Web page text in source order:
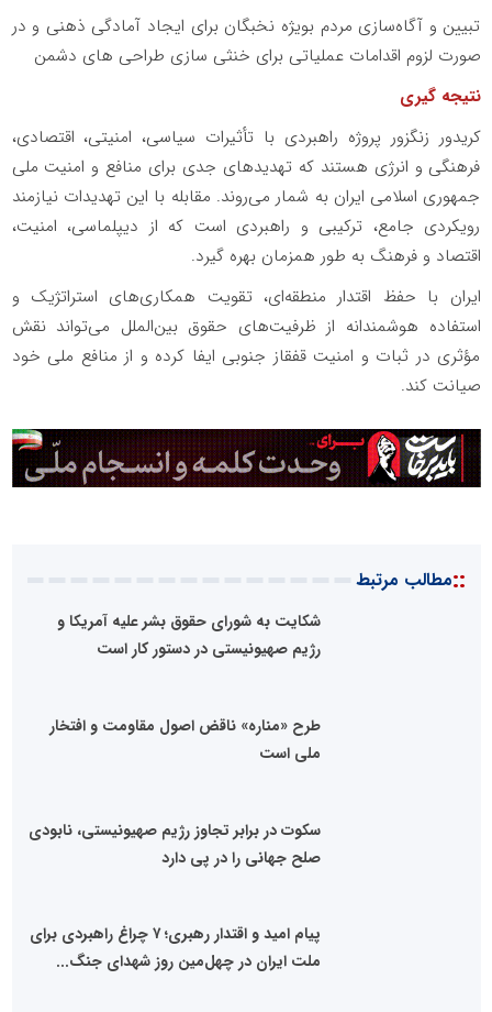
تبیین و آگاه‌سازی مردم بویژه نخبگان برای ایجاد آمادگی ذهنی و در
صورت لزوم اقدامات عملیاتی برای خنثی سازی طراحی های دشمن
نتیجه گیری
کریدور زنگزور پروژه راهبردی با تأثیرات سیاسی، امنیتی، اقتصادی،
فرهنگی و انرژی هستند که تهدیدهای جدی برای منافع و امنیت ملی
جمهوری اسلامی ایران به شمار می‌روند. مقابله با این تهدیدات نیازمند
رویکردی جامع، ترکیبی و راهبردی است که از دیپلماسی، امنیت،
اقتصاد و فرهنگ به طور همزمان بهره گیرد.
ایران با حفظ اقتدار منطقه‌ای، تقویت همکاری‌های استراتژیک و
استفاده هوشمندانه از ظرفیت‌های حقوق بین‌الملل می‌تواند نقش
مؤثری در ثبات و امنیت قفقاز جنوبی ایفا کرده و از منافع ملی خود
صیانت کند.
::مطالب مرتبط
شکایت به شورای حقوق بشر علیه آمریکا و
رژیم صهیونیستی در دستور کار است
طرح «مناره» ناقض اصول مقاومت و افتخار
ملی است
سکوت در برابر تجاوز رژیم صهیونیستی، نابودی
صلح جهانی را در پی دارد
پیام امید و اقتدار رهبری؛ ۷ چراغ راهبردی برای
ملت ایران در چهل‌مین روز شهدای جنگ...